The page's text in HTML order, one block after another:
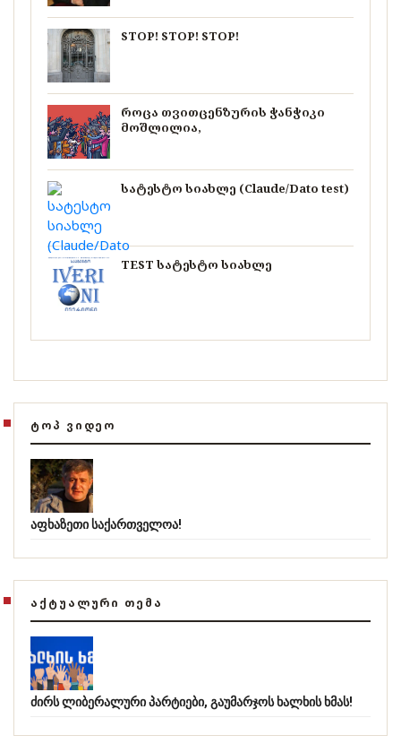
STOP! STOP! STOP!
როცა თვითცენზურის ჭანჭიკი
მოშლილია,
სატესტო სიახლე (Claude/Dato test)
TEST სატესტო სიახლე
ᲢᲝᲞ ᲕᲘᲓᲔᲝ
აფხაზეთი საქართველოა!
ᲐᲥᲢᲣᲐᲚᲣᲠᲘ ᲗᲔᲛᲐ
ძირს ლიბერალური პარტიები, გაუმარჯოს ხალხის ხმას!